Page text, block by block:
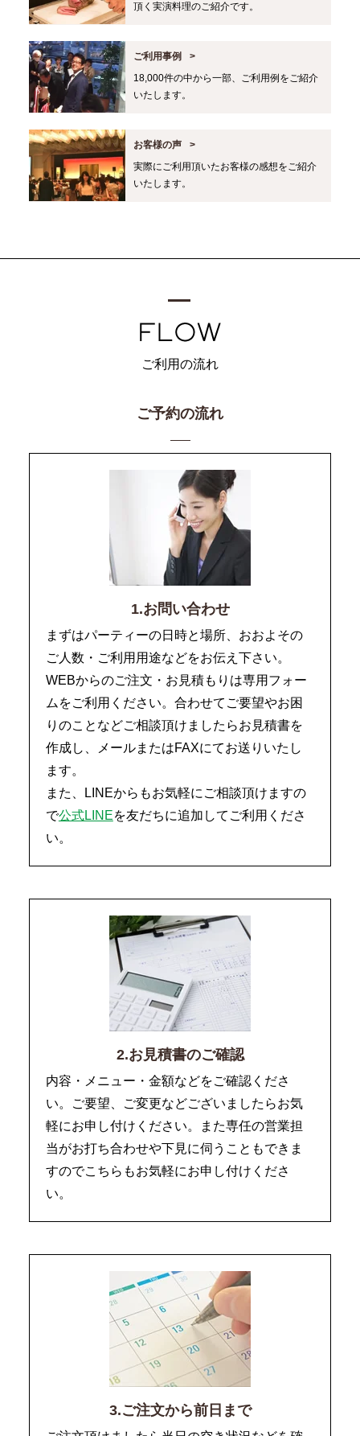
頂く実演料理のご紹介です。
ご利用事例
18,000件の中から一部、ご利用例をご紹介
いたします。
お客様の声
実際にご利用頂いたお客様の感想をご紹介
いたします。
ご利用の流れ
ご予約の流れ
1.お問い合わせ
まずはパーティーの日時と場所、おおよその
ご人数・ご利用用途などをお伝え下さい。
WEBからのご注文・お見積もりは専用フォー
ムをご利用ください。合わせてご要望やお困
りのことなどご相談頂けましたらお見積書を
作成し、メールまたはFAXにてお送りいたし
ます。
また、LINEからもお気軽にご相談頂けますの
で公式LINEを友だちに追加してご利用くださ
い。
2.お見積書のご確認
内容・メニュー・金額などをご確認くださ
い。ご要望、ご変更などございましたらお気
軽にお申し付けください。また専任の営業担
当がお打ち合わせや下見に伺うこともできま
すのでこちらもお気軽にお申し付けくださ
い。
3.ご注文から前日まで